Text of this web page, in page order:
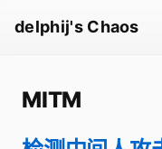
delphij's Chaos
MITM